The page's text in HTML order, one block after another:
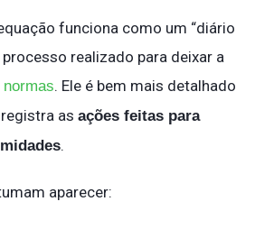
funciona como um “diário
realizado para deixar a
normas. Ele é bem mais detalhado
as ações feitas para
.
aparecer: